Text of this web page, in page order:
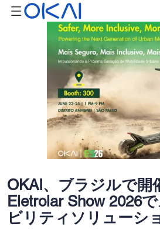
OKAI、ブラジルで開
Eletrolar Show 2026
ビリティソリューシ